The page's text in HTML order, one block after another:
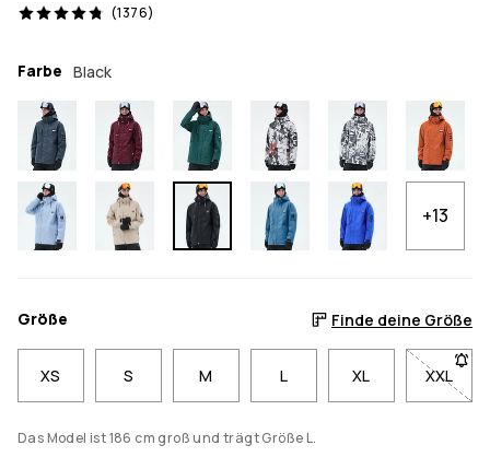
(1376)
1376 Reviews, 4.8/5
Farbe Black
+13
Größe Finde deine Größe
XS S M L XL XXL
-
Das Model ist 186 cm groß und trägt Größe L.